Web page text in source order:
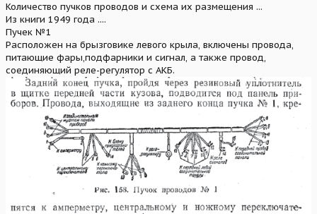
Количество пучков проводов и схема их размещения ...
Из книги 1949 года ....
Пучек №1
Расположен на брызговике левого крыла, включены провода,
питающие фары,подфарники и сигнал, а также провод,
соединяющий реле-регулятор с АКБ.